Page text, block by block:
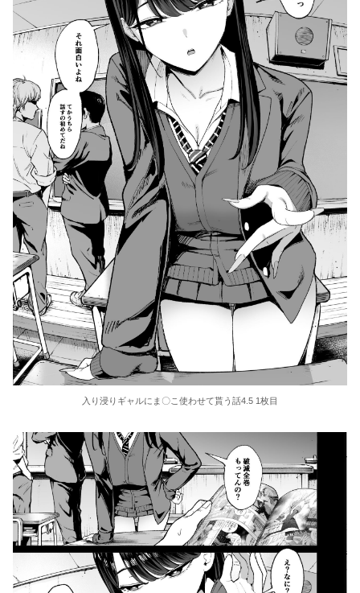
入り浸りギャルにま〇こ使わせて貰う話4.5 1枚目